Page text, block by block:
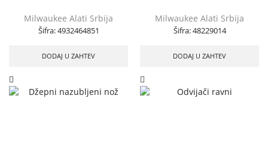
Milwaukee Alati Srbija
Šifra:4932464851
DODAJ U ZAHTEV
Milwaukee Alati Srbija
Šifra:48229014
DODAJ U ZAHTEV